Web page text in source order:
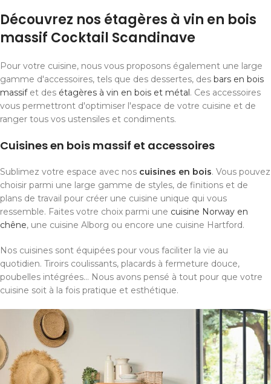
Découvrez nos étagères à vin en bois
massif Cocktail Scandinave
Pour votre cuisine, nous vous proposons également une large
gamme d'accessoires, tels que des dessertes, des bars en bois
massifet des étagères à vin en bois et métal . Ces accessoires
vous permettront d'optimiser l'espace de votre cuisine et de
ranger tous vos ustensiles et condiments.
Cuisines en bois massif et accessoires
Sublimez votre espace avec nos cuisines en bois. Vous pouvez
choisir parmi une large gamme de styles, de finitions et de
plans de travail pour créer une cuisine unique qui vous
ressemble. Faites votre choix parmi une cuisine Norway en
chêne, une cuisine Alborg ou encore une cuisine Hartford.
Nos cuisines sont équipées pour vous faciliter la vie au
quotidien. Tiroirs coulissants, placards à fermeture douce,
poubelles intégrées... Nous avons pensé à tout pour que votre
cuisine soit à la fois pratique et esthétique.